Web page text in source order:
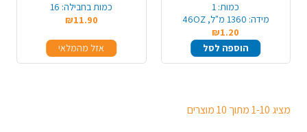
כמות: 1
מידה: 1360 מ"ל, 46OZ
₪1.20
הוספה לסל
כמות בחבילה: 16
₪11.90
אזל מהמלאי
מציג 1-10 מתוך 10 מוצרים